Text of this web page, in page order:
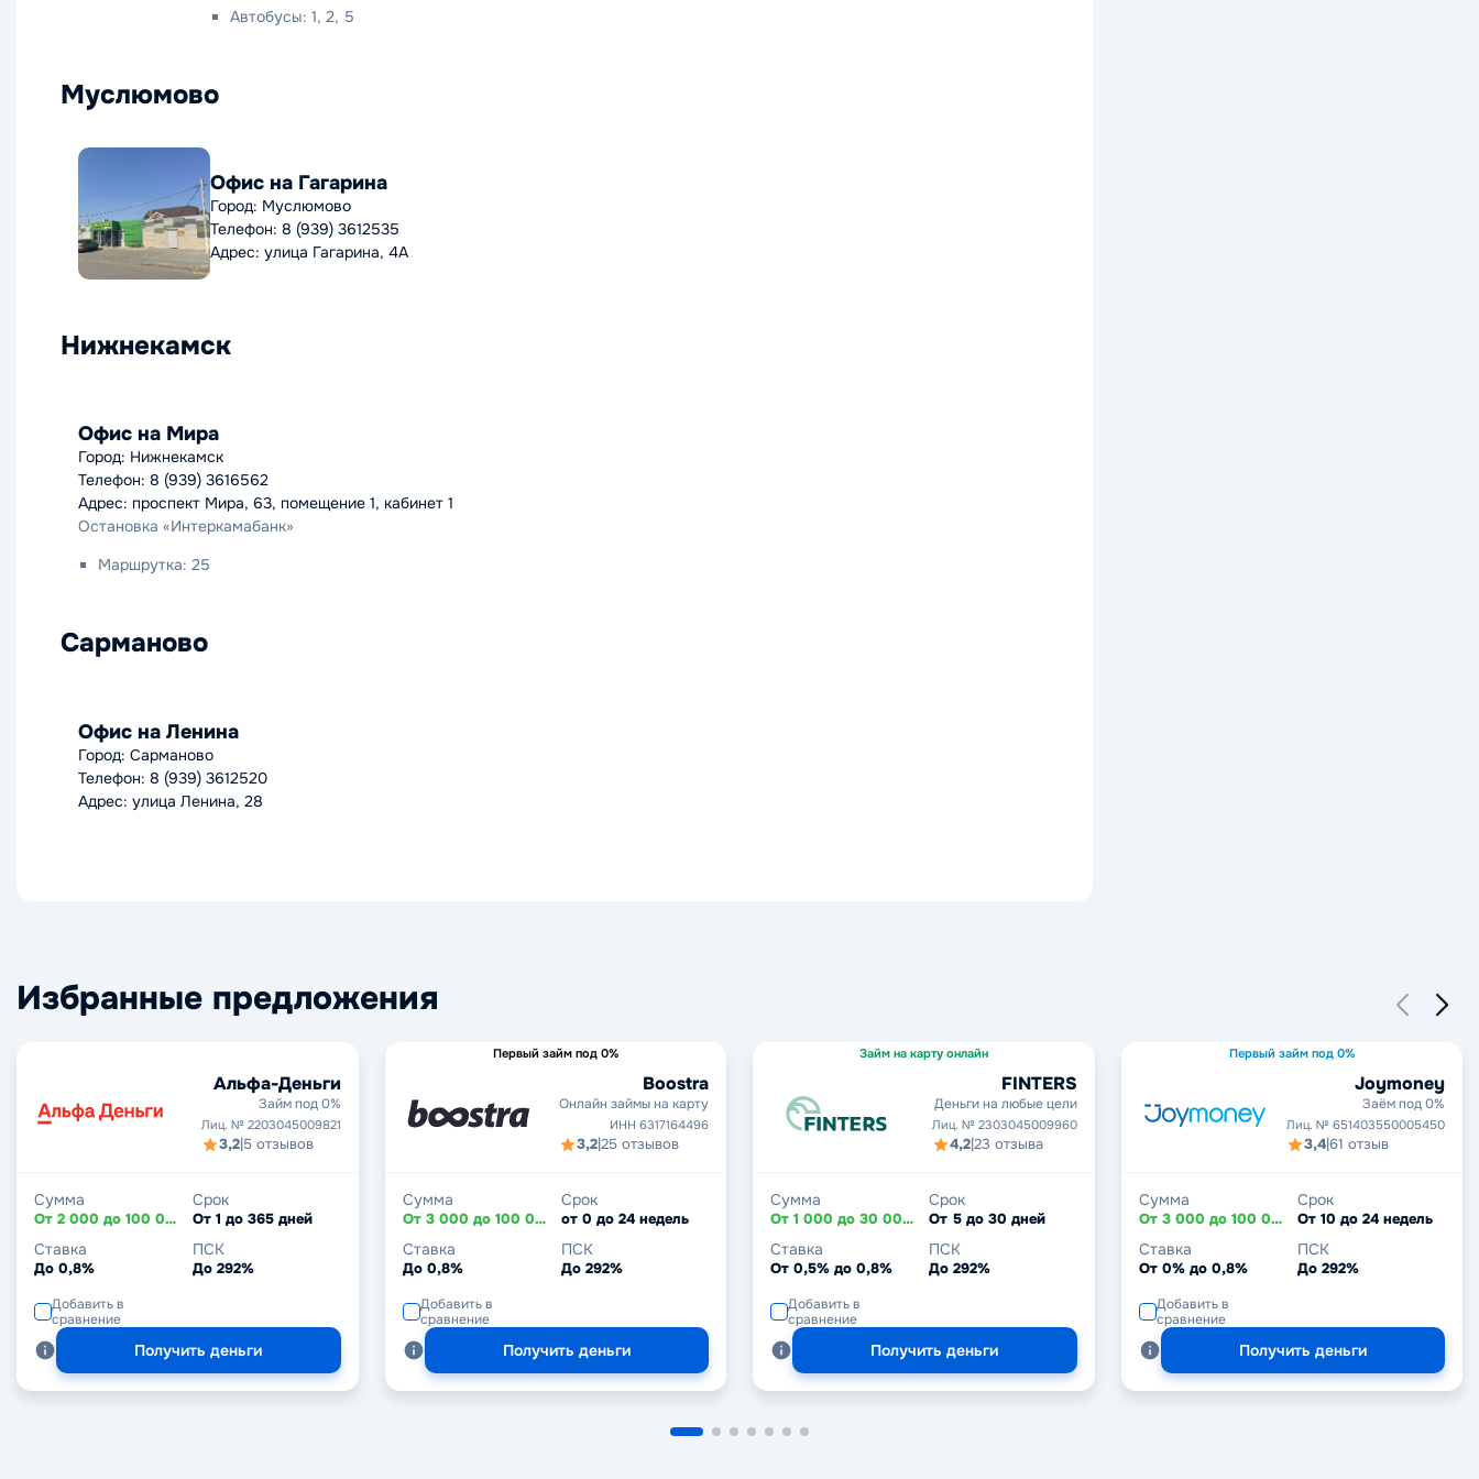
Автобусы: 1, 2, 5
Муслюмово
Офис на Гагарина
Город: Муслюмово
Телефон: 8 (939) 3612535
Адрес: улица Гагарина, 4А
Нижнекамск
Офис на Мира
Город: Нижнекамск
Телефон: 8 (939) 3616562
Адрес: проспект Мира, 63, помещение 1, кабинет 1
Остановка «Интеркамабанк»
Маршрутка: 25
Сарманово
Офис на Ленина
Город: Сарманово
Телефон: 8 (939) 3612520
Адрес: улица Ленина, 28
Избранные предложения
Альфа-Деньги
Займ под 0%
Лиц. № 2203045009821
3,2|5 отзывов
Сумма
От 2 000 до 100 000 ₽
Срок
От 1 до 365 дней
Ставка
До 0,8%
ПСК
До 292%
Добавить в
сравнение
Получить деньги
Первый займ под 0%
Boostra
Онлайн займы на карту
ИНН 6317164496
3,2|25 отзывов
Сумма
От 3 000 до 100 000 ₽
Срок
от 0 до 24 недель
Ставка
До 0,8%
ПСК
До 292%
Добавить в
сравнение
Получить деньги
Займ на карту онлайн
FINTERS
Деньги на любые цели
Лиц. № 2303045009960
4,2|23 отзыва
Сумма
От 1 000 до 30 000 ₽
Срок
От 5 до 30 дней
Ставка
От 0,5% до 0,8%
ПСК
До 292%
Добавить в
сравнение
Получить деньги
Первый займ под 0%
Joymoney
Заём под 0%
Лиц. № 651403550005450
3,4|61 отзыв
Сумма
От 3 000 до 100 000 ₽
Срок
От 10 до 24 недель
Ставка
От 0% до 0,8%
ПСК
До 292%
Добавить в
сравнение
Получить деньги